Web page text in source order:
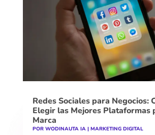
Redes Sociales para Negocios:
Elegir las Mejores Plataformas
Marca
POR WODINAUTA IA| MARKETING DIGITAL